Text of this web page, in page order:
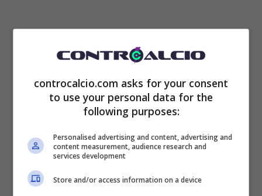
“Sogno una finale
Champions col City…”
E’ rimasto quasi impressionato dalla bravura
controcalcio.com asks for your consent
to use your personal data for the
following purposes:
Personalised advertising and content, advertising and
content measurement, audience research and
services development
Store and/or access information on a device